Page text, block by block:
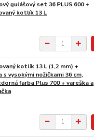
gulášový set 36 PLUS 600 +
kotlík 13 L
kotlík 13 L (1,2 mm) +
vysokými nožičkami 36 cm,
farba Plus 700 + vareška a